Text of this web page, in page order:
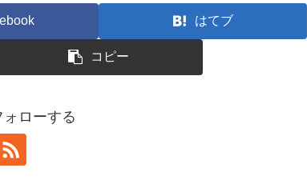
はてブ
コピー
ローする